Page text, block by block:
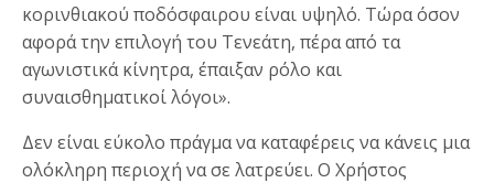
κορινθιακού ποδόσφαιρου είναι υψηλό. Τώρα όσον
αφορά την επιλογή του Τενεάτη, πέρα από τα
αγωνιστικά κίνητρα, έπαιξαν ρόλο και
συναισθηματικοί λόγοι».
Δεν είναι εύκολο πράγμα να καταφέρεις να κάνεις μια
ολόκληρη περιοχή να σε λατρεύει. Ο Χρήστος